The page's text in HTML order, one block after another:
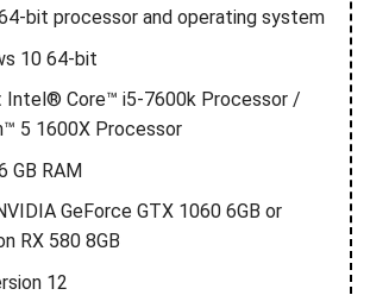
bit processor and operating system
10 64-bit
Intel® Core™ i5-7600k Processor /
5 1600X Processor
GB RAM
GeForce GTX 1060 6GB or
RX 580 8GB
12